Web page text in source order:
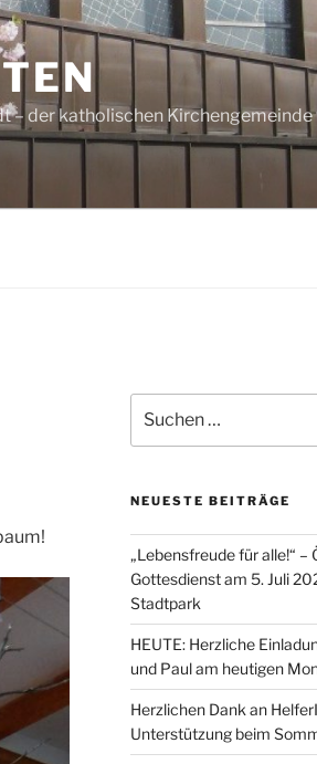
– der katholischen
nach:
NEUESTE BEITRÄGE
„Lebensfreude für alle!“ –
Gottesdienst am 5. Juli
Stadtpark
HEUTE: Herzliche
und Paul am heutigen
Herzlichen Dank an
Unterstützung beim